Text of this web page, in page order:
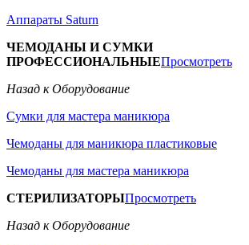
Аппараты Saturn
ЧЕМОДАНЫ И СУМКИ
ПРОФЕССИОНАЛЬНЫЕПросмотреть
Назад к Оборудование
Сумки для мастера маникюра
Чемоданы для маникюра пластиковые
Чемоданы для мастера маникюра
СТЕРИЛИЗАТОРЫПросмотреть
Назад к Оборудование